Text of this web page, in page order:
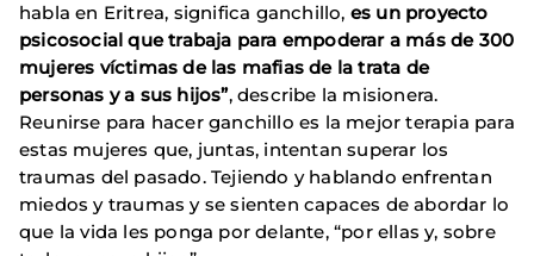
habla en Eritrea, significa ganchillo, es un proyecto
psicosocial que trabaja para empoderar a más de 300
mujeres víctimas de las mafias de la trata de
personas y a sus hijos”, describe la misionera.
Reunirse para hacer ganchillo es la mejor terapia para
estas mujeres que, juntas, intentan superar los
traumas del pasado. Tejiendo y hablando enfrentan
miedos y traumas y se sienten capaces de abordar lo
que la vida les ponga por delante, “por ellas y, sobre